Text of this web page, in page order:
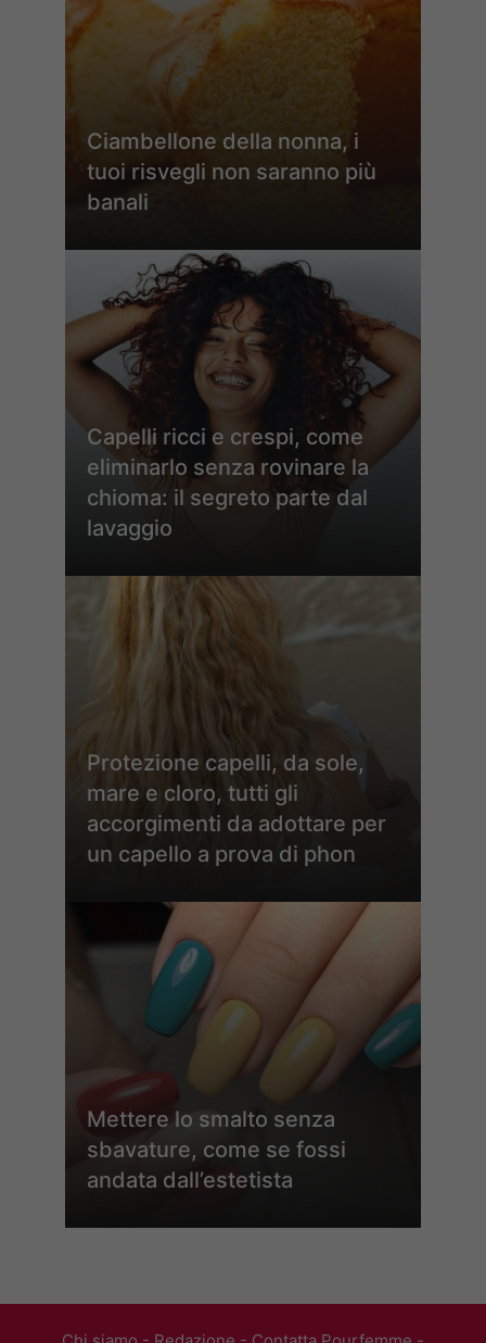
Ciambellone della nonna, i
tuoi risvegli non saranno più
banali
Capelli ricci e crespi, come
eliminarlo senza rovinare la
chioma: il segreto parte dal
lavaggio
Protezione capelli, da sole,
mare e cloro, tutti gli
accorgimenti da adottare per
un capello a prova di phon
Mettere lo smalto senza
sbavature, come se fossi
andata dall’estetista